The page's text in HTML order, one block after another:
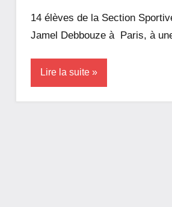
Sections
14 élèves de la Section
Jamel Debbouze à Paris, à
Lire la suite